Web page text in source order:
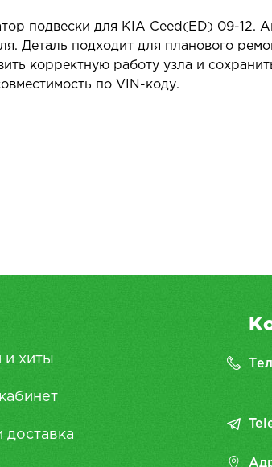
подвески для KIA Ceed(ED) 09-12.
Деталь подходит для планового
корректную работу узла и
по VIN-коду.
и хиты
доставка